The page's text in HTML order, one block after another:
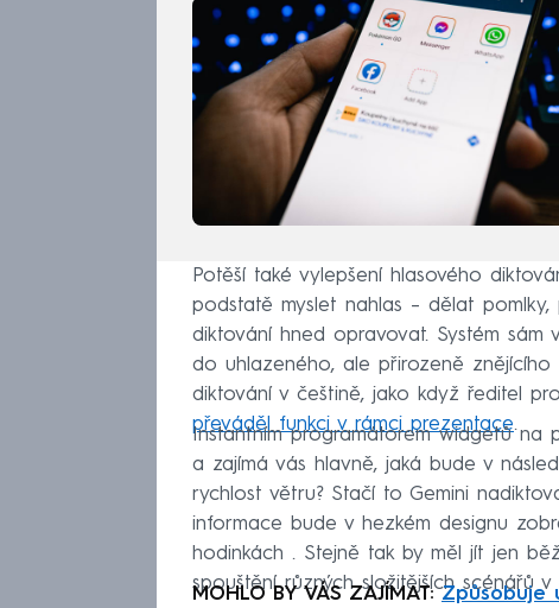
Potěší také vylepšení hlasového
podstatě myslet nahlas – dělat
diktování hned opravovat. Systém
do uhlazeného, ale přirozeně
diktování v češtině, jako když ředitel
převáděl funkci v rámci prezentace.
Instantním programátorem widgetů na
a zajímá vás hlavně, jaká bude v
rychlost větru? Stačí to Gemini
informace bude v hezkém designu
hodinkách . Stejně tak by měl jít jen
spouštění různých složitějších scénářů
MOHLO BY VÁS ZAJÍMAT:Způsobuje